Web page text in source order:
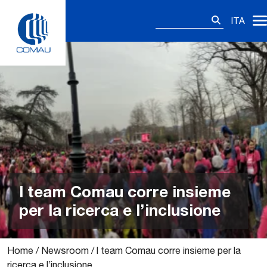
content
ITA
l team Comau corre insieme
per la ricerca e l’inclusione
Home / Newsroom /l team Comau corre insieme per la
ricerca e l’inclusione